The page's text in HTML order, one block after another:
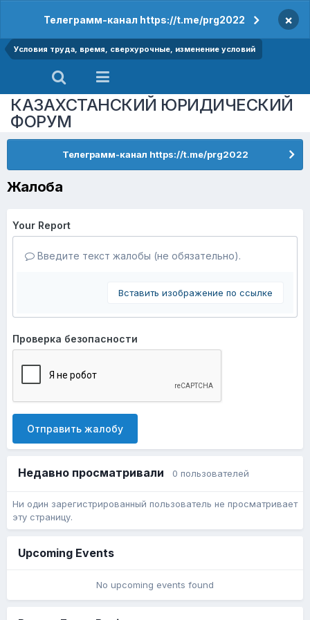
Телеграмм-канал https://t.me/prg2022 ×
Условия труда, время, сверхурочные, изменение условий
КАЗАХСТАНСКИЙ ЮРИДИЧЕСКИЙ
ФОРУМ
Телеграмм-канал https://t.me/prg2022
Жалоба
Your Report
Введите текст жалобы (не обязательно).
Вставить изображение по ссылке
Проверка безопасности
Отправить жалобу
Недавно просматривали 0 пользователей
Ни один зарегистрированный пользователь не просматривает
эту страницу.
Upcoming Events
No upcoming events found